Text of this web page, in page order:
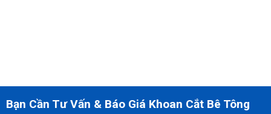
Bạn Cần Tư Vấn & Báo Giá Khoan Cắt Bê Tông